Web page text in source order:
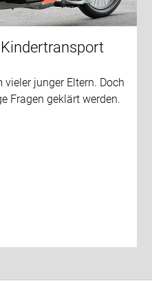
vieler junger Eltern. Doch
Fragen geklärt werden.